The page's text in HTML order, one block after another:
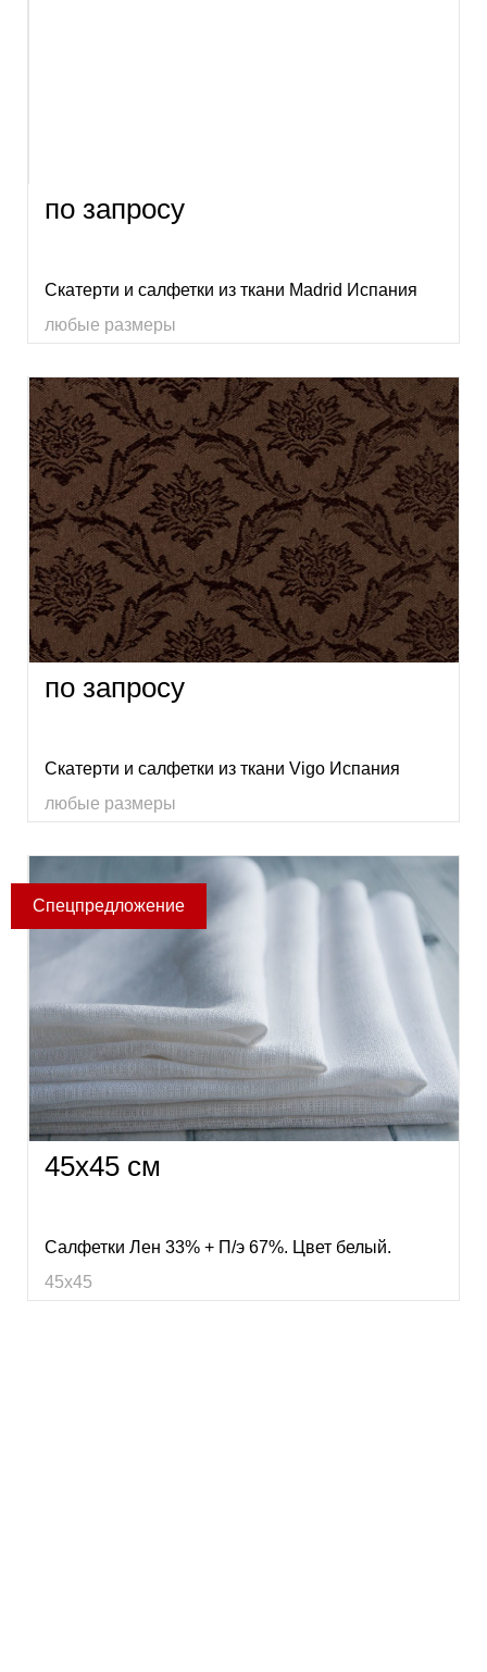
по запросу
Скатерти и салфетки из ткани Madrid Испания
любые размеры
по запросу
Скатерти и салфетки из ткани Vigo Испания
любые размеры
45х45 см
Салфетки Лен 33% + П/э 67%. Цвет белый.
45х45